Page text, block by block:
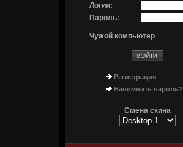
Логин:
Пароль:
Чужой компьютер
Регистрация
Напомнить пароль?
Смена скина